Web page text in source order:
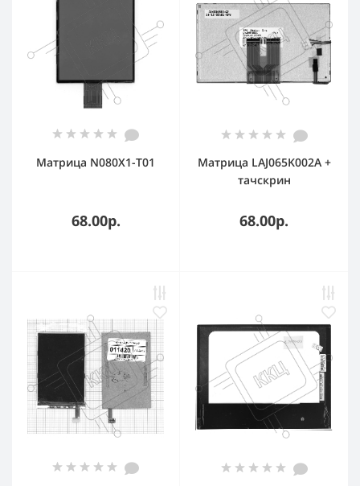
Матрица N080X1-T01
68.00р.
Матрица LAJ065K002A +
тачскрин
68.00р.